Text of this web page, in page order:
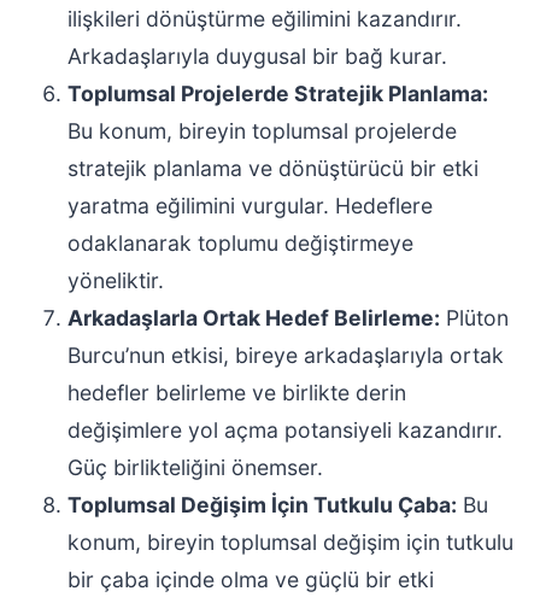
ilişkileri dönüştürme eğilimini kazandırır.
Arkadaşlarıyla duygusal bir bağ kurar.
Toplumsal Projelerde Stratejik Planlama:
Bu konum, bireyin toplumsal projelerde
stratejik planlama ve dönüştürücü bir etki
yaratma eğilimini vurgular. Hedeflere
odaklanarak toplumu değiştirmeye
yöneliktir.
Arkadaşlarla Ortak Hedef Belirleme: Plüton
Burcu’nun etkisi, bireye arkadaşlarıyla ortak
hedefler belirleme ve birlikte derin
değişimlere yol açma potansiyeli kazandırır.
Güç birlikteliğini önemser.
Toplumsal Değişim İçin Tutkulu Çaba: Bu
konum, bireyin toplumsal değişim için tutkulu
bir çaba içinde olma ve güçlü bir etki